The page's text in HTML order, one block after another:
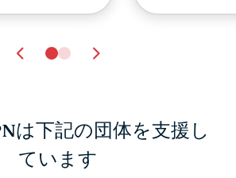
で動画を視
は下記の団体を支援し
ています